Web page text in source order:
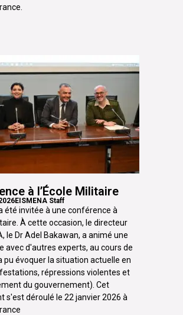
à l’École Militaire
EISMENA Staff
été invitée à une conférence à
À cette occasion, le directeur
le Dr Adel Bakawan, a animé une
avec d'autres experts, au cours de
pu évoquer la situation actuelle en
répressions violentes et
du gouvernement). Cet
s'est déroulé le 22 janvier 2026 à